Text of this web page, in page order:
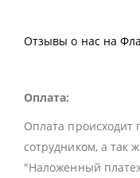
Отзывы о нас на
Оплата:
Оплата происходит
сотрудником, а так
"Наложенный